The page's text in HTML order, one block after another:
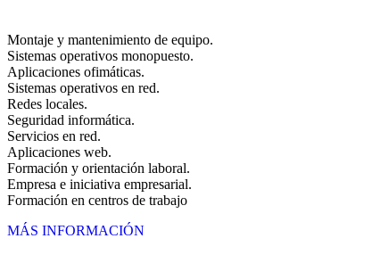
Montaje y mantenimiento de equipo.
Sistemas operativos monopuesto.
Aplicaciones ofimáticas.
Sistemas operativos en red.
Redes locales.
Seguridad informática.
Servicios en red.
Aplicaciones web.
Formación y orientación laboral.
Empresa e iniciativa empresarial.
Formación en centros de trabajo
MÁS INFORMACIÓN